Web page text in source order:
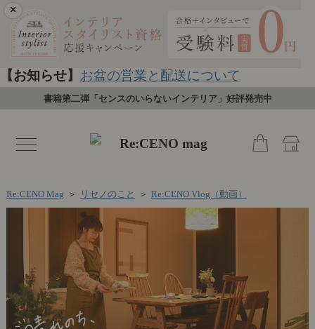
×
【お知らせ】 お盆の営業と配送について
書籍第二弾「センスのいらないインテリア」好評発売中
toggle
navigation
Re:CENO Mag ＞ リセノのこと ＞ Re:CENO Vlog（動画）